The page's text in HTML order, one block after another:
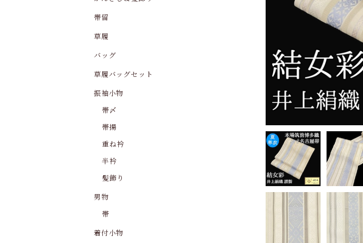
帯留
草履
バッグ
草履バッグセット
振袖小物
帯〆
帯揚
重ね衿
半衿
髪飾り
男物
帯
着付小物